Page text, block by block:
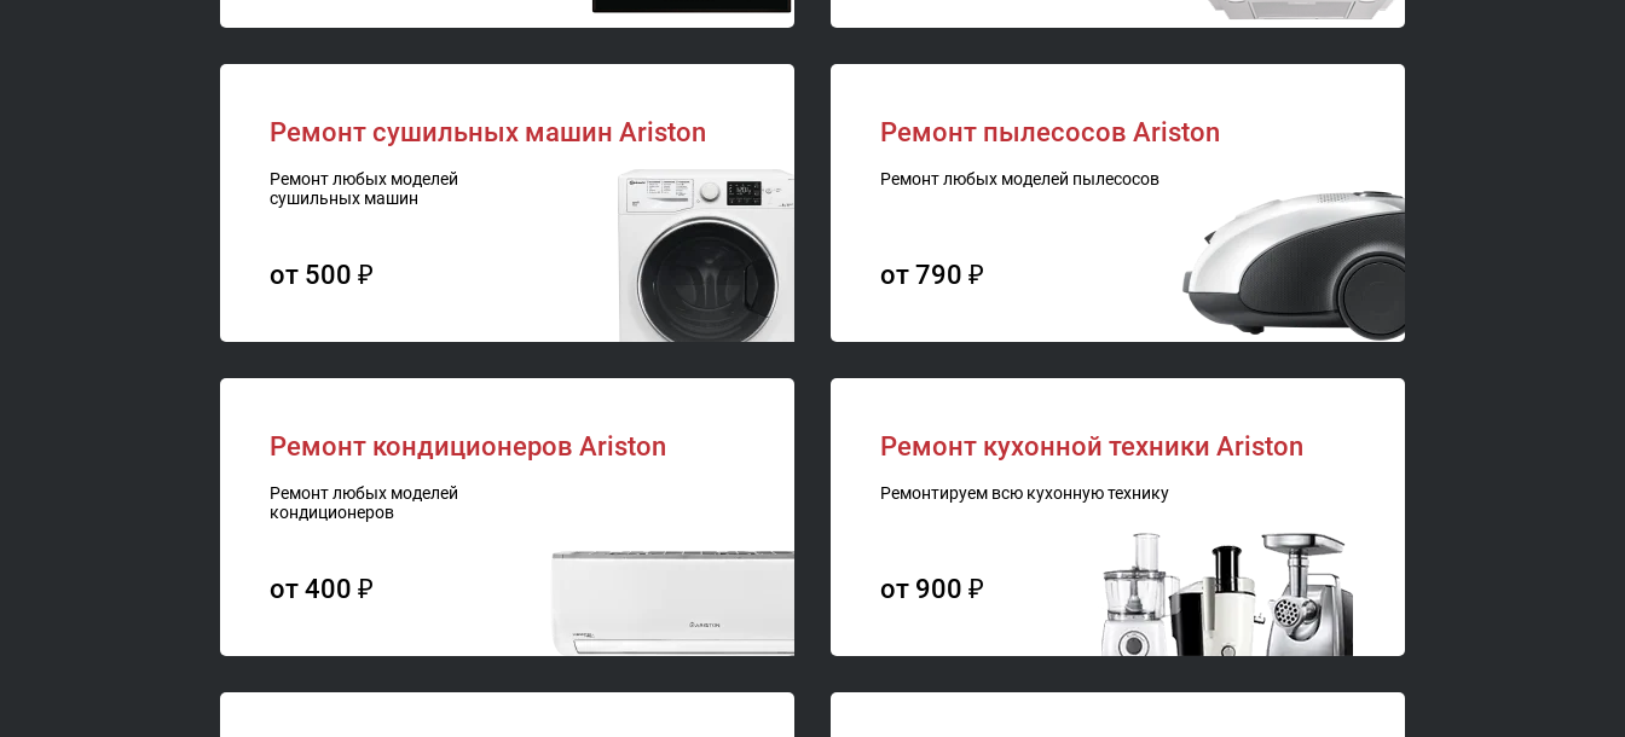
Ремонт сушильных машин Ariston
Ремонт любых моделей
сушильных машин
от 500 ₽
Ремонт пылесосов Ariston
Ремонт любых моделей пылесосов
от 790 ₽
Ремонт кондиционеров Ariston
Ремонт любых моделей
кондиционеров
от 400 ₽
Ремонт кухонной техники Ariston
Ремонтируем всю кухонную технику
от 900 ₽